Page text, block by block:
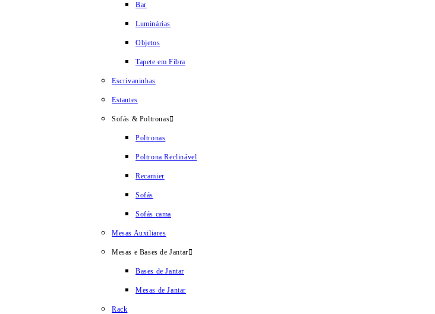
Bar
Luminárias
Objetos
Tapete em Fibra
Escrivaninhas
Estantes
Sofás & Poltronas
Poltronas
Poltrona Reclinável
Recamier
Sofás
Sofás cama
Mesas Auxiliares
Mesas e Bases de Jantar
Bases de Jantar
Mesas de Jantar
Rack